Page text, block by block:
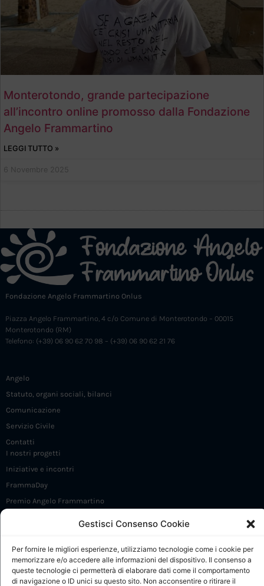
Gestisci Consenso Cookie
Per fornire le migliori esperienze, utilizziamo tecnologie come i cookie per
memorizzare e/o accedere alle informazioni del dispositivo. Il consenso a
queste tecnologie ci permetterà di elaborare dati come il comportamento
di navigazione o ID unici su questo sito. Non acconsentire o ritirare il
Monterotondo, grande partecipazione
all’incontro online promosso dalla Fondazione
Angelo Frammartino
LEGGI TUTTO »
6 Novembre 2025
Fondazione Angelo Frammartino Onlus
Piazza Angelo Frammartino, 4 c/o Comune di Monterotondo – 00015
Monterotondo (RM)
Telefono: (+39) 06 90 62 70 98 – (+39) 06 90 62 21 76
Angelo
Statuto, organi sociali, bilanci
Comunicazione
Servizio Civile
Contatti
I nostri progetti
Iniziative e incontri
FrammaDay
Premio Angelo Frammartino
CdP: Regolamento e Comitato di gestione
CdP: Progetti